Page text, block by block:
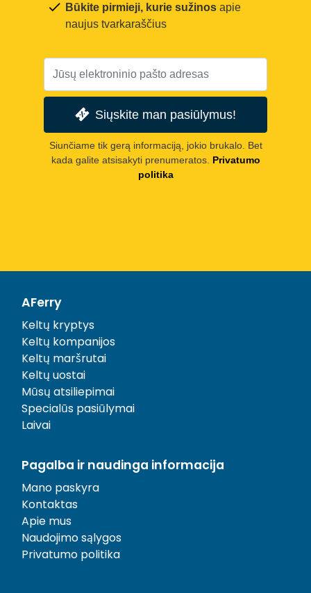
Būkite pirmieji, kurie sužinos apie
naujus tvarkaraščius
Siųskite man pasiūlymus!
Siunčiame tik gerą informaciją, jokio brukalo. Bet
kada galite atsisakyti prenumeratos. Privatumo
politika
AFerry
Keltų kryptys
Keltų kompanijos
Keltų maršrutai
Keltų uostai
Mūsų atsiliepimai
Specialūs pasiūlymai
Laivai
Pagalba ir naudinga informacija
Mano paskyra
Kontaktas
Apie mus
Naudojimo sąlygos
Privatumo politika